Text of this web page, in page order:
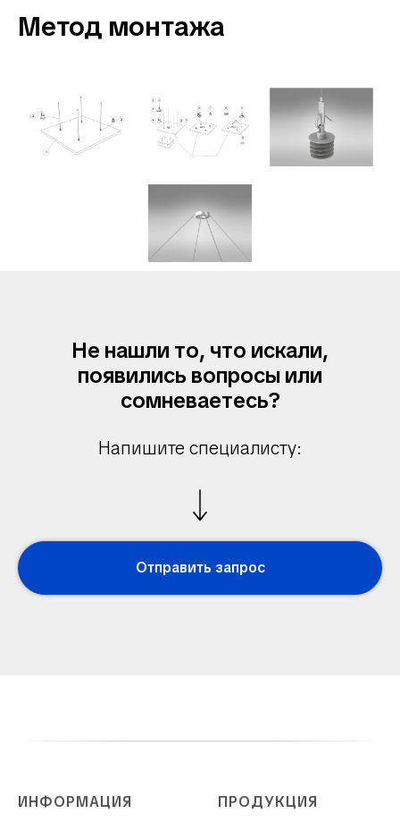
Метод монтажа
Не нашли то, что искали,
появились вопросы или
сомневаетесь?
Напишите специалисту:
Отправить запрос
ИНФОРМАЦИЯ ПРОДУКЦИЯ